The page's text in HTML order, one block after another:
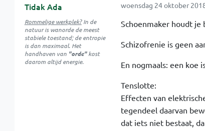
Tidak Ada
Rommelige werkplek?In de
natuur iswanordede meest
stabiele toestand; de entropie
is dan maximaal. Het
handhaven van "orde"kost
daarom altijd energie.
woensdag 24 oktober
Schoenmaker houdt je
Schizofrenie is geen
En nogmaals: een koe
Tenslotte:
Effecten van
tegendeel daarvan
dat iets niet bestaat,